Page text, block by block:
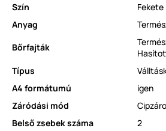
Szín
Fekete
Anyag
Bőrfajták
Típus
A4 formátumú
igen
Záródási mód
Belső zsebek száma
2